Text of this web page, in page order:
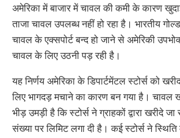
अमेरिका में बाजार में चावल की कमी के कारण
ताजा चावल उपलब्ध नहीं हो रहा है। भारतीय
चावल के एक्सपोर्ट बन्द हो जाने से अमेरिकी
चावल के लिए उठनी पड़ रही है।
यह निर्णय अमेरिका के डिपार्टमेंटल स्टोर्स को
लिए भागदड़ मचाने का कारण बन गया है। चावल
भीड़ उमड़ी है कि स्टोर्स ने ग्राहकों द्वारा खरीदे
संख्या पर लिमिट लगा दी है। कई स्टोर्स ने